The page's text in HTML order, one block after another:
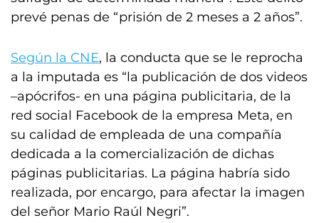
prevé penas de “prisión de 2 meses a 2 años”.
Según la CNE, la conducta que se le reprocha
a la imputada es “la publicación de dos videos
–apócrifos- en una página publicitaria, de la
red social Facebook de la empresa Meta, en
su calidad de empleada de una compañía
dedicada a la comercialización de dichas
páginas publicitarias. La página habría sido
realizada, por encargo, para afectar la imagen
del señor Mario Raúl Negri”.